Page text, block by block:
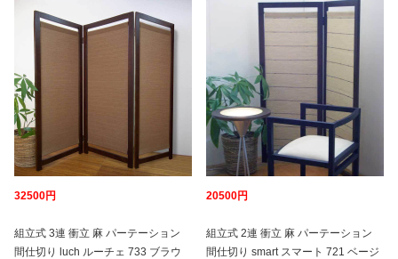
32500円
組立式 3連 衝立 麻 パーテーション
間仕切り luch ルーチェ 733 ブラウ
20500円
組立式 2連 衝立 麻 パーテーション
間仕切り smart スマート 721 ベージ